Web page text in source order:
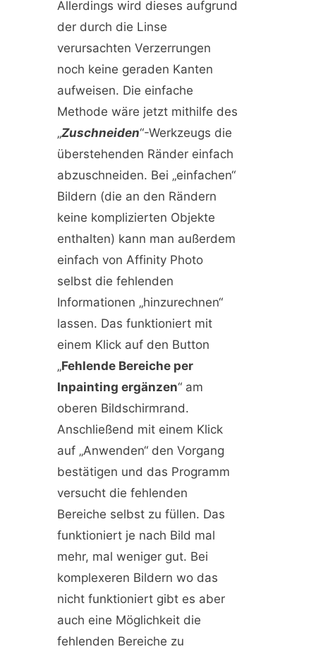
Allerdings wird dieses aufgrund
der durch die Linse
verursachten Verzerrungen
noch keine geraden Kanten
aufweisen. Die einfache
Methode wäre jetzt mithilfe des
„Zuschneiden“-Werkzeugs die
überstehenden Ränder einfach
abzuschneiden. Bei „einfachen“
Bildern (die an den Rändern
keine komplizierten Objekte
enthalten) kann man außerdem
einfach von Affinity Photo
selbst die fehlenden
Informationen „hinzurechnen“
lassen. Das funktioniert mit
einem Klick auf den Button
„Fehlende Bereiche per
Inpainting ergänzen“ am
oberen Bildschirmrand.
Anschließend mit einem Klick
auf „Anwenden“ den Vorgang
bestätigen und das Programm
versucht die fehlenden
Bereiche selbst zu füllen. Das
funktioniert je nach Bild mal
mehr, mal weniger gut. Bei
komplexeren Bildern wo das
nicht funktioniert gibt es aber
auch eine Möglichkeit die
fehlenden Bereiche zu